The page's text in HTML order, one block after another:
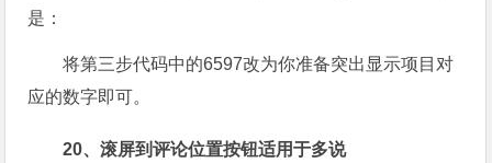
是：
将第三步代码中的6597改为你准备突出显示项目对
应的数字即可。
20、滚屏到评论位置按钮适用于多说